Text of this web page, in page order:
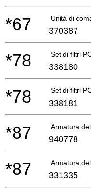
Unità di
*67 370387
Set di filtri
*78 338180
Set di filtri
*78 338181
Armatura
*87 940778
Armatura
*87 331335